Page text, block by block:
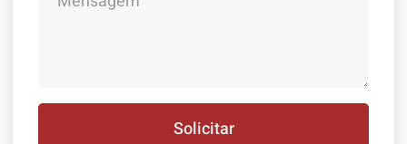
Solicitar